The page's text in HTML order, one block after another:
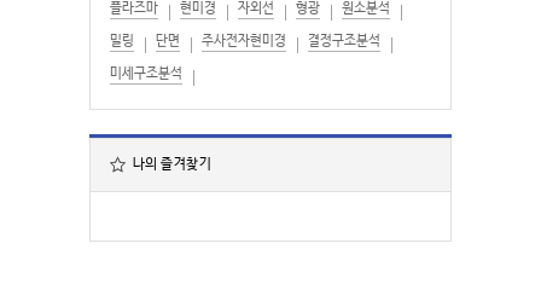
플라즈마 현미경 자외선 형광 원소분석
밀링 단면 주사전자현미경 결정구조분석
미세구조분석
나의 즐겨찾기